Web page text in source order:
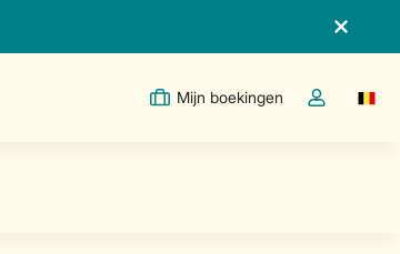
Mijn boekingen
Open de